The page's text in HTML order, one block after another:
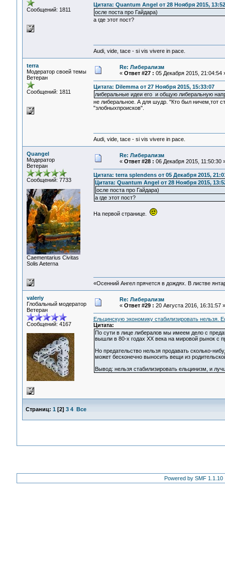
Сообщений: 1811
Цитата: Quantum Angel от 28 Ноября 2015,
осле поста про Гайдара)
а где этот пост?
Audi, vide, tace - si vis vivere in pace.
terra
Модератор своей темы
Ветеран
Сообщений: 1811
Re: Либерализм
« Ответ #27 : 05 Декабря 2015, 21:04:54
Цитата: Dilemma от 27 Ноября 2015, 15:33:07
либеральные идеи его и общую либеральную
не либеральное. А для шудр. "Кто был ничем,тот
"злобныхпроисков".
Audi, vide, tace - si vis vivere in pace.
Quangel
Модератор
Ветеран
Сообщений: 7733
Сaementarius Civitas
Solis Aeterna
Re: Либерализм
« Ответ #28 : 06 Декабря 2015, 11:50:30
Цитата: terra splendens от 05 Декабря 2015,
Цитата: Quantum Angel от 28 Ноября 2015,
осле поста про Гайдара)
а где этот пост?
На первой странице.
«Осенний Ангел прячется в дождях. В листве
valeriy
Глобальный модератор
Ветеран
Сообщений: 4167
Re: Либерализм
« Ответ #29 : 20 Августа 2016, 16:31:57 »
Ельцинскую экономику стабилизировать нельзя.
Цитата:
По сути в лице либералов мы имеем дело с
вышли в 80-х годах ХХ века на мировой рынок с
Но предательство нельзя продавать сколько-
может бесконечно выносить вещи из
Вывод: нельзя стабилизировать ельцинизм, и
Страниц: 1 [2] 3 4 Все
Powered by SMF 1.1.10